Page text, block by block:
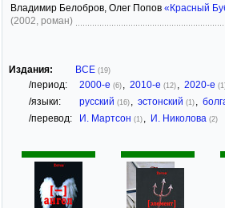
Владимир Белобров, Олег Попов «Красный
(2002, роман)
Издания: ВСЕ (19)
/период: 2000-е (6) , 2010-е (12) , 2020-е
/языки: русский (16) , эстонский (1) ,
/перевод: И. Мартсон (1) , И. Николова (2)